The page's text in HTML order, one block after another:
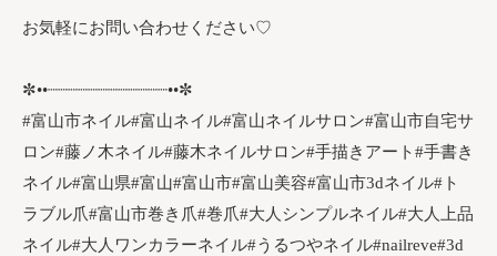
お気軽にお問い合わせください♡
✼••┈┈┈┈┈┈┈┈┈┈┈┈••✼
#富山市ネイル#富山ネイル#富山ネイルサロン#富山市自宅サ
ロン#藤ノ木ネイル#藤木ネイルサロン#手描きアート#手書き
ネイル#富山県#富山#富山市#富山美容#富山市3dネイル#ト
ラブル爪#富山市巻き爪#巻爪#大人シンプルネイル#大人上品
ネイル#大人ワンカラーネイル#うるつやネイル#nailreve#3d